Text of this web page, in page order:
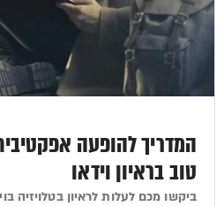
המדריך להופעה
טוב בראיון וידאו
ביקשו מכם לעלות לראיון בטלויזיה